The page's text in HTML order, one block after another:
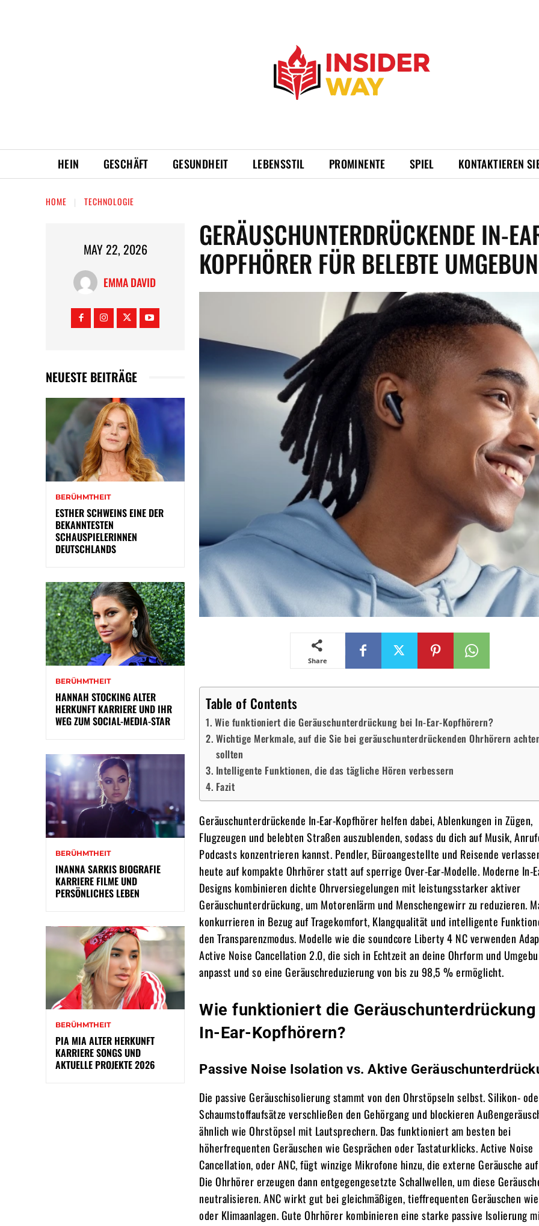
HEIN GESCHÄFT GESUNDHEIT LEBENSSTIL PROMINENTE SPIEL KONTAKTIEREN
HOME TECHNOLOGIE
MAY 22, 2026
EMMA DAVID
NEUESTE BEITRÄGE
BERÜHMTHEIT
ESTHER SCHWEINS EINE DER
BEKANNTESTEN
SCHAUSPIELERINNEN
DEUTSCHLANDS
BERÜHMTHEIT
HANNAH STOCKING ALTER
HERKUNFT KARRIERE UND IHR
WEG ZUM SOCIAL-MEDIA-STAR
BERÜHMTHEIT
INANNA SARKIS BIOGRAFIE
KARRIERE FILME UND
PERSÖNLICHES LEBEN
BERÜHMTHEIT
PIA MIA ALTER HERKUNFT
KARRIERE SONGS UND
AKTUELLE PROJEKTE 2026
GERÄUSCHUNTERDRÜCKENDE IN-
KOPFHÖRER FÜR BELEBTE
Share
Table of Contents
Wie funktioniert die Geräuschunterdrückung bei In-Ear-Kopfhörern?
Wichtige Merkmale, auf die Sie bei geräuschunterdrückenden Ohrhörern
sollten
Intelligente Funktionen, die das tägliche Hören verbessern
Fazit
Geräuschunterdrückende In-Ear-Kopfhörer helfen dabei, Ablenkungen in Zügen,
Flugzeugen und belebten Straßen auszublenden, sodass du dich auf Musik,
Podcasts konzentrieren kannst. Pendler, Büroangestellte und Reisende
heute auf kompakte Ohrhörer statt auf sperrige Over-Ear-Modelle. Moderne In-
Designs kombinieren dichte Ohrversiegelungen mit leistungsstarker aktiver
Geräuschunterdrückung, um Motorenlärm und Menschengewirr zu reduzieren.
konkurrieren in Bezug auf Tragekomfort, Klangqualität und intelligente
den Transparenzmodus. Modelle wie die soundcore Liberty 4 NC verwenden
Active Noise Cancellation 2.0, die sich in Echtzeit an deine Ohrform und
anpasst und so eine Geräuschreduzierung von bis zu 98,5 % ermöglicht.
Wie funktioniert die
In-Ear-Kopfhörern?
Passive Noise Isolation vs. Aktive
Die passive Geräuschisolierung stammt von den Ohrstöpseln selbst. Silikon-
Schaumstoffaufsätze verschließen den Gehörgang und blockieren
ähnlich wie Ohrstöpsel mit Lautsprechern. Das funktioniert am besten bei
höherfrequenten Geräuschen wie Gesprächen oder Tastaturklicks. Active Noise
Cancellation, oder ANC, fügt winzige Mikrofone hinzu, die externe Geräusche
Die Ohrhörer erzeugen dann entgegengesetzte Schallwellen, um diese
neutralisieren. ANC wirkt gut bei gleichmäßigen, tieffrequenten Geräuschen
oder Klimaanlagen. Gute Ohrhörer kombinieren eine starke passive Isolierung